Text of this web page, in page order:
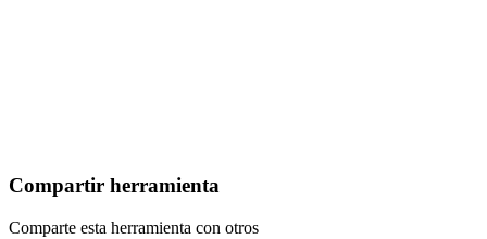
Compartir herramienta
Comparte esta herramienta con otros